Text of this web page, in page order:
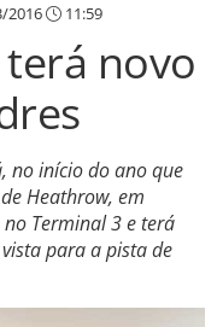
2016 11:59
novo
no início do ano que
Heathrow, em
Terminal 3 e terá
para a pista de